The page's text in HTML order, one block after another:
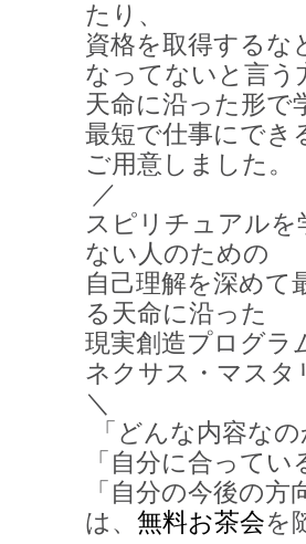
たり、
資格を取得するな
なってないと言う
天命に沿った形で
最短で仕事にでき
ご用意しました。
／
スピリチュアル
ない人のための
自己理解を深めて
る 天命に沿った
現実創造プログラ
ネクサス・マスタ
＼
「どんな内容な
「自分に合って
「自分の今後の
は、 無料お茶会を